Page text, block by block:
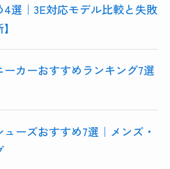
選｜3E対応モデル比較と失敗
ーカーおすすめランキング7選
ーズおすすめ7選｜メンズ・